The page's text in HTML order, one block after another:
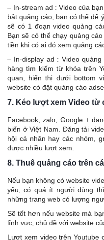
– In-stream ad : Video của
bật quảng cáo, bạn có thể để
sẽ có 1 đoạn video quảng
Bạn sẽ có thể chạy quảng
tiền khi có ai đó xem quảng
– In-display ad : Video
hàng tìm kiếm từ khóa trên
quan, hiển thị dưới bottom
website có đặt quảng cáo
7. Kéo lượt xem Video từ
Facebook, zalo, Google +
biến ở Việt Nam. Đăng tải
hội cá nhân hay các nhóm,
được nhiều lượt xem.
8. Thuê quảng cáo trên
Nếu bạn không có website
yếu, có quá ít người dùng
những trang web có lượng
Sẽ tốt hơn nếu website mà
lĩnh vực, chủ đề với website
Lượt xem video trên Youtube